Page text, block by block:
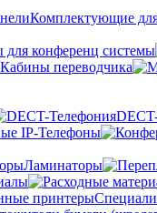
Комплектующие
для конференц системы
Кабины переводчика
IP-Телефоны
Ламинаторы